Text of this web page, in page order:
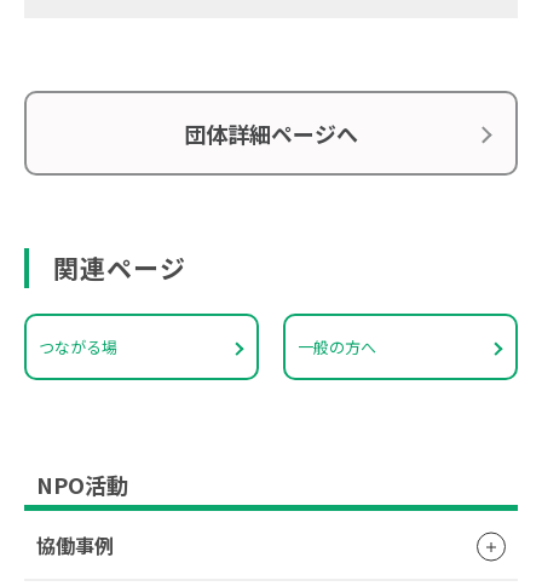
団体詳細ページへ
関連ページ
つながる場 一般の方へ
NPO活動
協働事例